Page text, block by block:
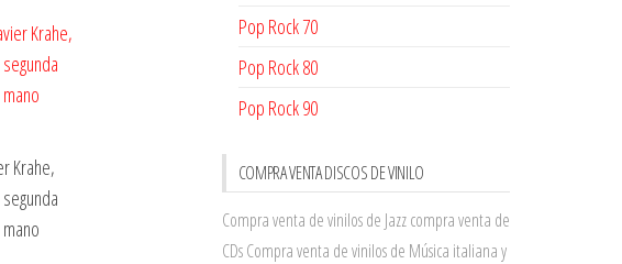
Krahe,
Pop Rock 70
Pop Rock 80
Pop Rock 90
COMPRA VENTA DISCOS DE VINILO
Compra venta de vinilos de Jazz compra venta de
CDs Compra venta de vinilos de Música italiana y